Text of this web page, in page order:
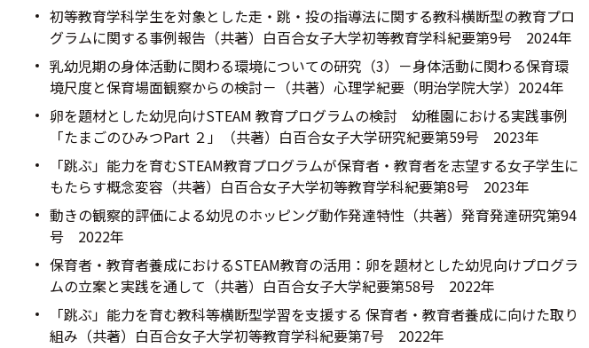
初等教育学科学生を対象とした走・跳・投の指導法に関する教科横断型の教育プロ
グラムに関する事例報告（共著）白百合女子大学初等教育学科紀要第9号 2024年
乳幼児期の身体活動に関わる環境についての研究（3）－身体活動に関わる保育環
境尺度と保育場面観察からの検討－（共著）心理学紀要（明治学院大学）2024年
卵を題材とした幼児向けSTEAM 教育プログラムの検討 幼稚園における実践事例
「たまごのひみつPart ２」（共著）白百合女子大学研究紀要第59号 2023年
「跳ぶ」能力を育むSTEAM教育プログラムが保育者・教育者を志望する女子学生に
もたらす概念変容（共著）白百合女子大学初等教育学科紀要第8号 2023年
動きの観察的評価による幼児のホッピング動作発達特性（共著）発育発達研究第94
号 2022年
保育者・教育者養成におけるSTEAM教育の活用：卵を題材とした幼児向けプログラ
ムの立案と実践を通して（共著）白百合女子大学紀要第58号 2022年
「跳ぶ」能力を育む教科等横断型学習を支援する 保育者・教育者養成に向けた取り
組み（共著）白百合女子大学初等教育学科紀要第7号 2022年